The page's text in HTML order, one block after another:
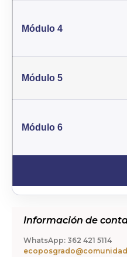
Módulo 4
Módulo 5
Módulo 6
Información de
WhatsApp: 362 421 5114